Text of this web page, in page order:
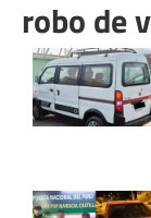
robo de